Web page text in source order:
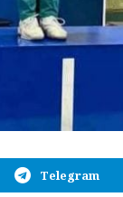
Telegram